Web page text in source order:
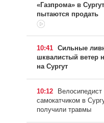
«Газпрома» в
пытаются продать
10:41 Сильные
шквалистый ветер
на Сургут
10:12
Велосипедист
самокатчиком в
получили травмы